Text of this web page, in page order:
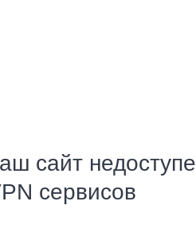
сайт
сервисов